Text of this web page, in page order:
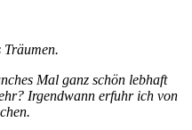
Mal ganz schön lebhaft
Irgendwann erfuhr ich von